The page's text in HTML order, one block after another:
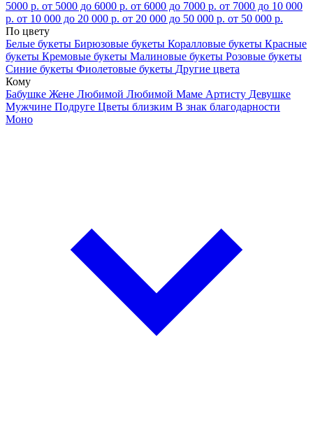
5000 р. от 5000 до 6000 р. от 6000 до 7000 р. от 7000 до 10 000
р. от 10 000 до 20 000 р. от 20 000 до 50 000 р. от 50 000 р.
По цвету
Белые букеты Бирюзовые букеты Коралловые букеты Красные
букеты Кремовые букеты Малиновые букеты Розовые букеты
Синие букеты Фиолетовые букеты Другие цвета
Кому
Бабушке Жене Любимой Любимой Маме Артисту Девушке
Мужчине Подруге Цветы близким В знак благодарности
Моно